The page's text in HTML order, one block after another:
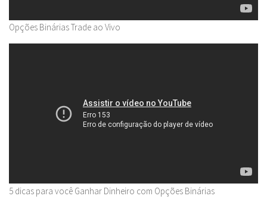
Opções Binárias Trade ao Vivo
5 dicas para você Ganhar Dinheiro com Opções Binárias